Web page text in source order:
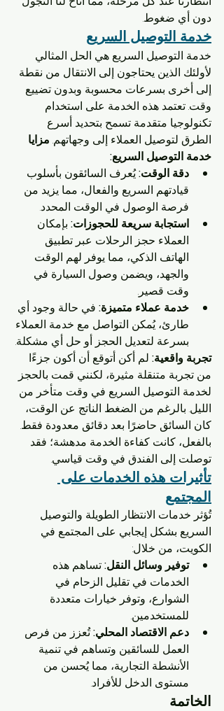
دون أي ضغوط.
خدمة التوصيل السريع
خدمة التوصيل السريع هي الحل المثالي
لأولئك الذين يحتاجون إلى الانتقال من نقطة
إلى أخرى بسرعات محسوبة وبدون تضييع
وقت. تعتمد هذه الخدمة على استخدام
تكنولوجيا متقدمة تسمح بتحديد أسرع
الطرق لتوصيل العملاء إلى وجهاتهم. مزايا
خدمة التوصيل السريع:
دقة الوقت: يُعرف السائقون بأسلوب
قيادتهم السريع والفعال، مما يزيد من
فرصة الوصول في الوقت المحدد.
استجابة سريعة للحجوزات: بإمكان
العملاء حجز الرحلات عبر تطبيق
الهاتف الذكي، مما يوفر لهم الوقت
والجهد، ويضمن وصول السيارة في
وقت قصير.
خدمة عملاء متميزة: في حالة وجود أي
طارئ، يُمكن التواصل مع خدمة العملاء
بسرعة لتعديل الحجز أو حل أي مشكلة.
تجربة واقعية: لم أكن أتوقع أن أكون جزءًا
من تجربة متنقلة مثيرة، لكنني قمت بالحجز
لخدمة التوصيل السريع في وقت متأخر من
الليل. بالرغم من الضغط الناتج عن الوقت،
كان السائق حاضرًا بعد دقائق معدودة فقط.
بالفعل، كانت كفاءة الخدمة مدهشة؛ فقد
توصلت إلى الفندق في وقت قياسي.
تأثيرات هذه الخدمات على
المجتمع
تُؤثر خدمات الانتظار الطويلة والتوصيل
السريع بشكل إيجابي على المجتمع في
الكويت، من خلال:
توفير وسائل النقل: تساهم هذه
الخدمات في تقليل الزحام في
الشوارع، وتوفر خيارات متعددة
للمستخدمين.
دعم الاقتصاد المحلي: تُعزز من فرص
العمل للسائقين وتساهم في تنمية
الأنشطة التجارية، مما يُحسن من
مستوى الدخل للأفراد.
الخاتمة